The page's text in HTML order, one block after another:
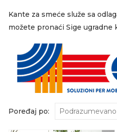
Kante za smeće služe sa
možete pronaći Sige
Poređaj po: